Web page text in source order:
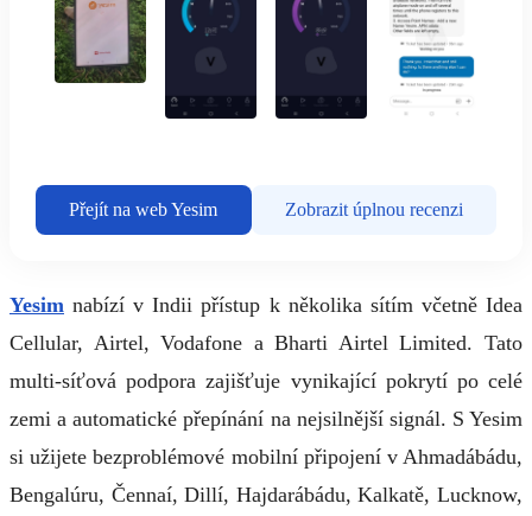
Přejít na web Yesim Zobrazit úplnou recenzi
Yesim nabízí v Indii přístup k několika sítím včetně Idea
Cellular, Airtel, Vodafone a Bharti Airtel Limited. Tato
multi-síťová podpora zajišťuje vynikající pokrytí po celé
zemi a automatické přepínání na nejsilnější signál. S Yesim
si užijete bezproblémové mobilní připojení v Ahmadábádu,
Bengalúru, Čennaí, Dillí, Hajdarábádu, Kalkatě, Lucknow,